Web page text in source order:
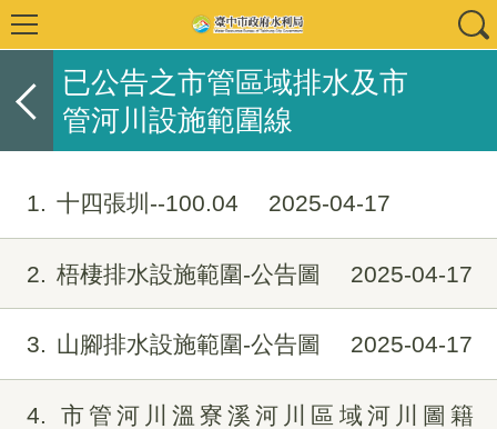
已公告之市管區域排水及市
管河川設施範圍線
1 十四張圳--100.04 2025-04-17
2 梧棲排水設施範圍-公告圖 2025-04-17
3 山腳排水設施範圍-公告圖 2025-04-17
4
市管河川溫寮溪河川區域河川圖籍